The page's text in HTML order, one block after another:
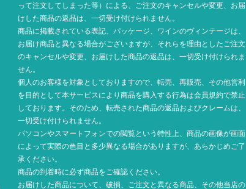
って注文してしまった等）による、ご注文のキャンセルや変更、お届
けした商品の返品は、一切受け付けられません。
商品に掲載されている表記、パッケージ、ワインのヴィンテージは、
お届け商品と異なる場合がございますが、それらを理由としたご注文
のキャンセルや変更、お届けした商品の返品は、一切受け付けられま
せん。
個人のお客様を対象としておりますので、転売、再販売、その他営利
を目的として本サービスにより商品を購入する行為は会員規約で禁止
しております。そのため、転売された商品の返品およびクレームは、
一切受け付けられません。
パソコンやスマートフォンでの閲覧という特性上、商品の画像が画面
によって実際の色目と多少異なる場合がありますが、あらかじめご了
承ください。
商品の到着時に必ず商品をご確認ください。
お届けした商品について、破損、ご注文と異なる商品、その他当店の